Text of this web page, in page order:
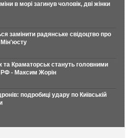
в морі загинув чоловік, дві жінки
замінити радянське свідоцтво про
та Краматорськ стануть головними
РФ - Максим Жорін
подробиці удару по Київській